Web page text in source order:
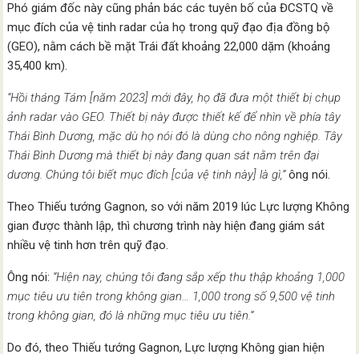
Phó giám đốc này cũng phản bác các tuyên bố của ĐCSTQ về
mục đích của vệ tinh radar của họ trong quỹ đạo địa đồng bộ
(GEO), nằm cách bề mặt Trái đất khoảng 22,000 dặm (khoảng
35,400 km).
“Hồi tháng Tám [năm 2023] mới đây, họ đã đưa một thiết bị chụp
ảnh radar vào GEO. Thiết bị này được thiết kế để nhìn về phía tây
Thái Bình Dương, mặc dù họ nói đó là dùng cho nông nghiệp. Tây
Thái Bình Dương mà thiết bị này đang quan sát nằm trên đại
dương. Chúng tôi biết mục đích [của vệ tinh này] là gì,”ông nói.
Theo Thiếu tướng Gagnon, so với năm 2019 lúc Lực lượng Không
gian được thành lập, thì chương trình này hiện đang giám sát
nhiều vệ tinh hơn trên quỹ đạo.
Ông nói: “Hiện nay, chúng tôi đang sắp xếp thu thập khoảng 1,000
mục tiêu ưu tiên trong không gian… 1,000 trong số 9,500 vệ tinh
trong không gian, đó là những mục tiêu ưu tiên.”
Do đó, theo Thiếu tướng Gagnon, Lực lượng Không gian hiện